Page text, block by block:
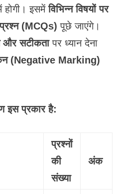
होगी। इसमेंविभिन्न विषयों पर
(MCQs) पूछे जाएंगे।
और सटीकतापर ध्यान देना
(Negative Marking)
इस प्रकार है:
प्रश्नों
की
संख्या
अंक